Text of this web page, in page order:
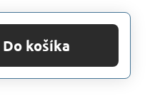
Do košíka